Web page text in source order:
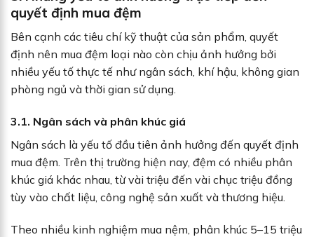
quyết định mua đệm
Bên cạnh các tiêu chí kỹ thuật của sản phẩm, quyết
định nên mua đệm loại nào còn chịu ảnh hưởng bởi
nhiều yếu tố thực tế như ngân sách, khí hậu, không gian
phòng ngủ và thời gian sử dụng.
3.1. Ngân sách và phân khúc giá
Ngân sách là yếu tố đầu tiên ảnh hưởng đến quyết định
mua đệm. Trên thị trường hiện nay, đệm có nhiều phân
khúc giá khác nhau, từ vài triệu đến vài chục triệu đồng
tùy vào chất liệu, công nghệ sản xuất và thương hiệu.
Theo nhiều kinh nghiệm mua nệm, phân khúc 5–15 triệu